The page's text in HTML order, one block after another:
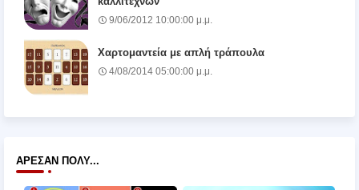
9/06/2012 10:00:00 μ.μ.
Χαρτομαντεία με απλή τράπουλα
4/08/2014 05:00:00 μ.μ.
ΆΡΕΣΑΝ ΠΟΛΎ...